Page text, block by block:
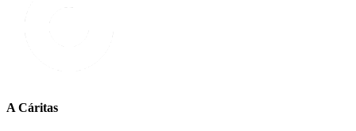
A Cáritas